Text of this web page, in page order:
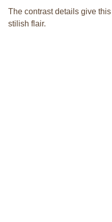
The contrast details give
stilish flair.